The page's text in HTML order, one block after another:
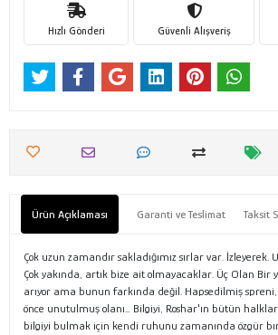
Hızlı Gönderi Güvenli Alışveriş
Ürün Açıklaması Garanti ve Teslimat Taksit
Çok uzun zamandır sakladığımız sırlar var. İzleyerek.
Çok yakında, artık bize ait olmayacaklar. Üç Olan Bir
arıyor ama bunun farkında değil. Hapsedilmiş
önce unutulmuş olanı… Bilgiyi, Roshar'ın bütün
bilgiyi bulmak için kendi ruhunu zamanında özgür